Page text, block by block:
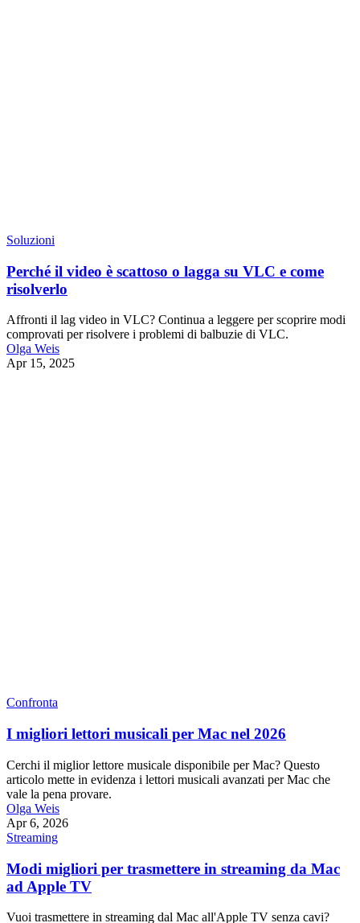
Soluzioni
Perché il video è scattoso o lagga su VLC e come
risolverlo
Affronti il lag video in VLC? Continua a leggere per scoprire modi
comprovati per risolvere i problemi di balbuzie di VLC.
Olga Weis
Apr 15, 2025
Confronta
I migliori lettori musicali per Mac nel 2026
Cerchi il miglior lettore musicale disponibile per Mac? Questo
articolo mette in evidenza i lettori musicali avanzati per Mac che
vale la pena provare.
Olga Weis
Apr 6, 2026
Streaming
Modi migliori per trasmettere in streaming da Mac
ad Apple TV
Vuoi trasmettere in streaming dal Mac all'Apple TV senza cavi?